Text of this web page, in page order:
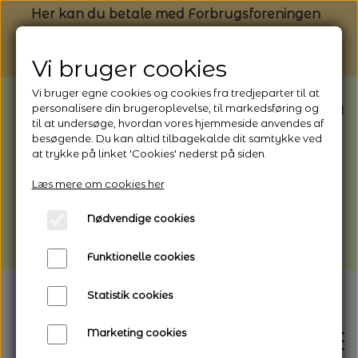
Her kan du betale med Forbrugsforeningen
BEMÆRK: Butikken har ferielukket* fra
1/8 - 9/8 - 2026
*Webshoppen er åben og sender hele
afhentning
Vi gør opmærksom på, at der kan være lidt
længere leveringstid
Vi bruger cookies
Vi bruger egne cookies og cookies fra tredjeparter til at
personalisere din brugeroplevelse, til markedsføring og
til at undersøge, hvordan vores hjemmeside anvendes af
besøgende. Du kan altid tilbagekalde dit samtykke ved
at trykke på linket 'Cookies' nederst på siden.
Læs mere om cookies her
Nødvendige cookies
Funktionelle cookies
Statistik cookies
Marketing cookies